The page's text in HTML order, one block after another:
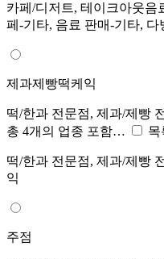
카페/디저트, 테이크아웃음
페-기타, 음료 판매-기타, 다
제과제빵떡케익
떡/한과 전문점, 제과/제빵
총 4개의 업종 포함…
목
떡/한과 전문점, 제과/제빵
익
주점